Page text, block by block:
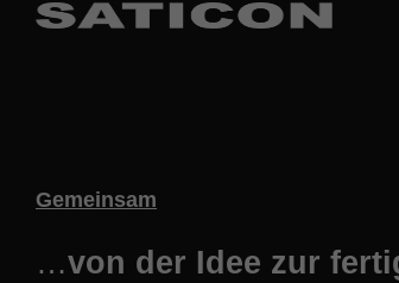
Gemeinsam
…von der Idee zur